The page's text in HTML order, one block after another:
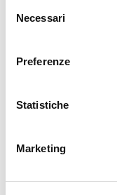
delNecessari
Preferenze
Statistiche
Marketing
15WORKOUT